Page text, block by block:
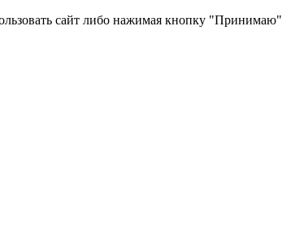
сайт либо нажимая кнопку "Принимаю"